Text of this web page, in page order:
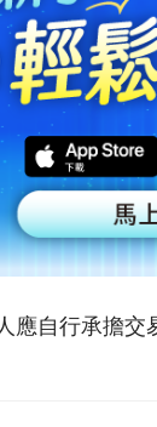
應自行承擔交